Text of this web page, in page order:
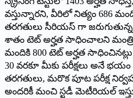
వస్తున్నారని, వీరిలో నిత్యం 686 మంది
తరగతులు సీరియస్‌ ‌గా
శాతం టెట్‌ అర్హత సాధించాలని
మందికి 800 టెట్‌ అర్హత
30 వరకూ మీకు పరీక్షలు అనే
తరగతులు, మరొక పూట పరీక్ష
అందరికీ మంచి స్టడీ మెటీరియల్‌